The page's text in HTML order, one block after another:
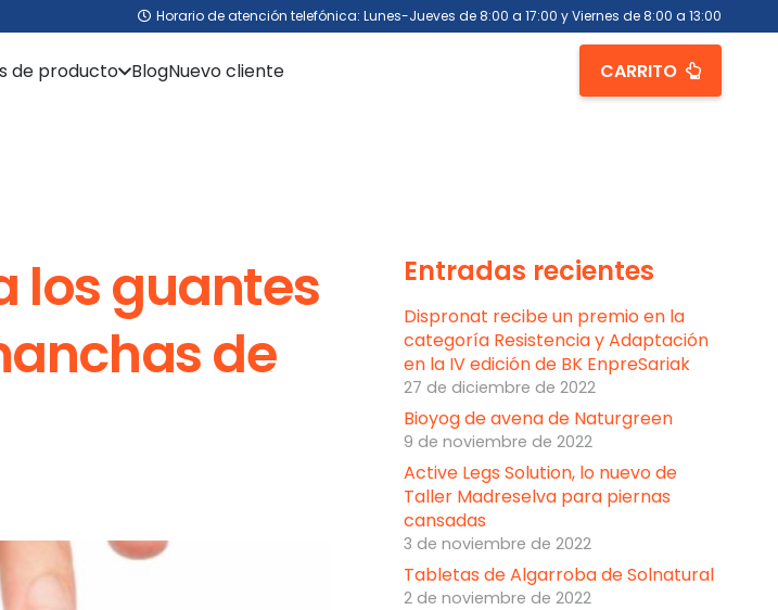
Horario de atención telefónica: Lunes-Jueves de 8:00 a 17:00 y Viernes de 8:00 a 13:00
de producto BlogNuevo cliente CARRITO
los guantes
de
Entradas recientes
Dispronat recibe un premio en la
categoría Resistencia y Adaptación
en la IV edición de BK EnpreSariak
27 de diciembre de 2022
Bioyog de avena de Naturgreen
9 de noviembre de 2022
Active Legs Solution, lo nuevo de
Taller Madreselva para piernas
cansadas
3 de noviembre de 2022
Tabletas de Algarroba de Solnatural
2 de noviembre de 2022